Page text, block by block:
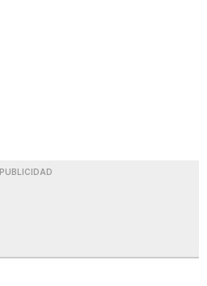
PUBLICIDAD